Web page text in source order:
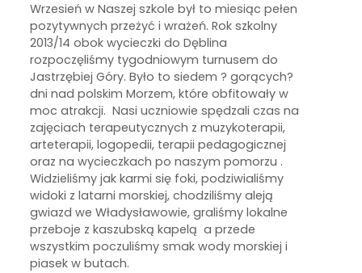
Wrzesień w Naszej szkole był to miesiąc pełen
pozytywnych przeżyć i wrażeń. Rok szkolny
2013/14 obok wycieczki do Dęblina
rozpoczęliśmy tygodniowym turnusem do
Jastrzębiej Góry. Było to siedem ? gorących?
dni nad polskim Morzem, które obfitowały w
moc atrakcji. Nasi uczniowie spędzali czas na
zajęciach terapeutycznych z muzykoterapii,
arteterapii, logopedii, terapii pedagogicznej
oraz na wycieczkach po naszym pomorzu .
Widzieliśmy jak karmi się foki, podziwialiśmy
widoki z latarni morskiej, chodziliśmy aleją
gwiazd we Władysławowie, graliśmy lokalne
przeboje z kaszubską kapelą a przede
wszystkim poczuliśmy smak wody morskiej i
piasek w butach.